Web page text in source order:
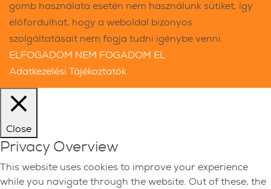
gomb használata esetén nem használunk sütiket, így
előfordulhat, hogy a weboldal bizonyos
szolgáltatásait nem fogja tudni igénybe venni.
ELFOGADOM NEM FOGADOM EL
Adatkezelési Tájékoztatók
Close
Privacy Overview
This website uses cookies to improve your experience
while you navigate through the website. Out of these, the